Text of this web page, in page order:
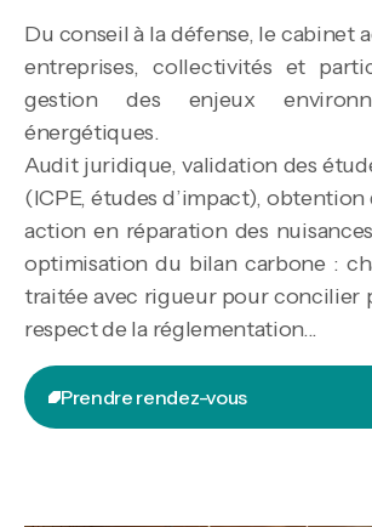
Du conseil à la défense, le cabinet
entreprises, collectivités et
gestion des enjeux
énergétiques.
Audit juridique, validation des
(ICPE, études d’impact), obtention
action en réparation des
optimisation du bilan carbone :
traitée avec rigueur pour concilier
respect de la réglementation...
Prendre rendez-vous
Prendre rendez-vous